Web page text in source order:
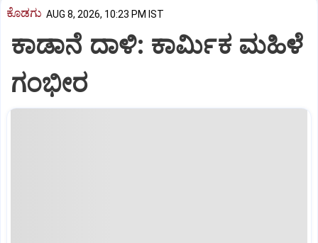
ಕೊಡಗು AUG 8, 2026, 10:23 PM IST
ಕಾಡಾನೆ ದಾಳಿ: ಕಾರ್ಮಿಕ ಮಹಿಳೆ
ಗಂಭೀರ